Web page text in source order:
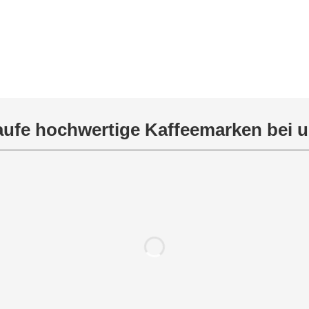
hochwertige Kaffeemarken bei